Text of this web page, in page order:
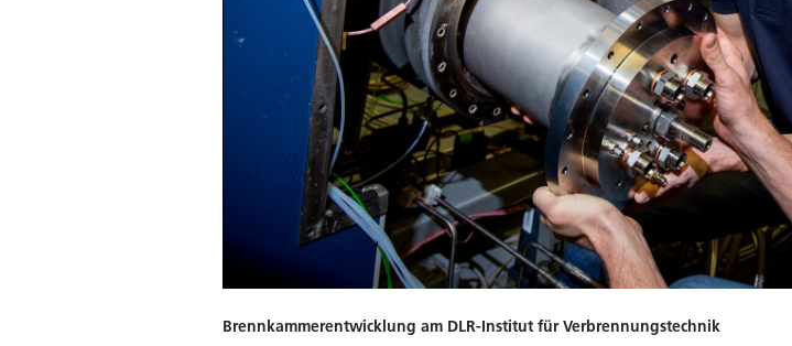
Brennkammerentwicklung am DLR-Institut für Verbrennungstechnik